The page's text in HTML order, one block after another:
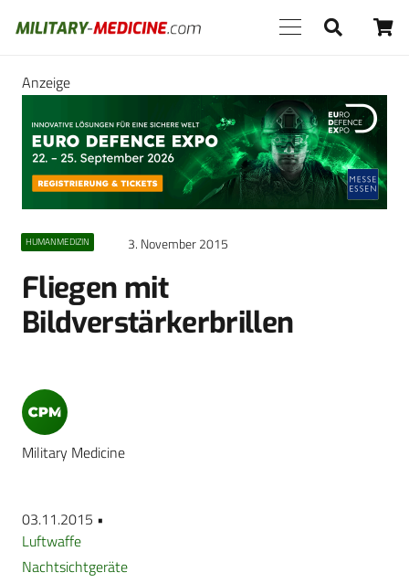
Anzeige
HUMANMEDIZIN 3. November 2015
Fliegen mit
Bildverstärkerbrillen
Military Medicine
03.11.2015 •
Luftwaffe
Nachtsichtgeräte